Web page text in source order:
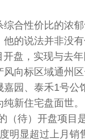
合性价比的浓
的说法并非没
盘，实现与去
向标区域通州
园、泰禾1号公
新住宅盘面世。
（待）开盘项目
明显超过上月销